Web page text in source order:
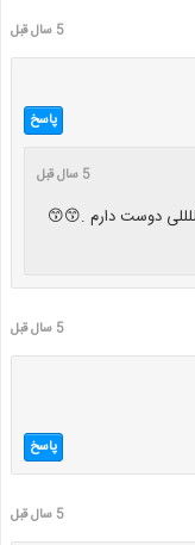
5 سال قبل
پاسخ
5 سال قبل
دوست دارم .😙😙
5 سال قبل
پاسخ
5 سال قبل